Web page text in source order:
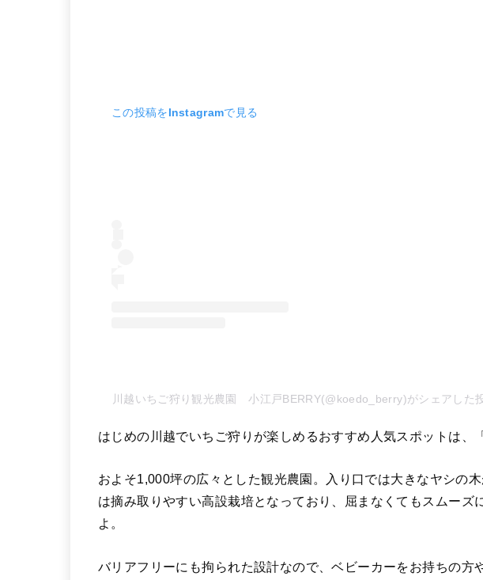
この投稿をInstagramで見る
川越いちご狩り観光農園 小江戸BERRY(@koedo_berry)がシェアした
はじめの川越でいちご狩りが楽しめるおすすめ人気スポットは、
およそ1,000坪の広々とした観光農園。入り口では大きなヤシの
は摘み取りやすい高設栽培となっており、屈まなくてもスムーズ
よ。
バリアフリーにも拘られた設計なので、ベビーカーをお持ちの方